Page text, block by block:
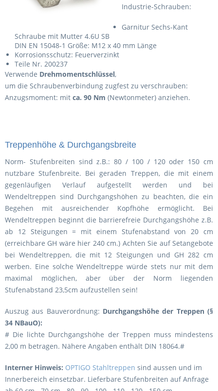
Industrie-Schrauben:
Garnitur Sechs-Kant
Schraube mit Mutter 4.6U SB
DIN EN 15048-1 Größe: M12 x 40 mm Länge
Korrosionsschutz: Feuerverzinkt
Teile Nr. 200237
Verwende Drehmomentschlüssel,
um die Schraubenverbindung zugfest zu verschrauben:
Anzugsmoment: mit ca. 90 Nm (Newtonmeter) anziehen.
Treppenhöhe & Durchgangsbreite
Norm- Stufenbreiten sind z.B.: 80 / 100 / 120 oder 150 cm
nutzbare Stufenbreite. Bei geraden Treppen, die mit einem
gegenläufigen Verlauf aufgestellt werden und bei
Wendeltreppen sind Durchgangshöhen zu beachten, die ein
Begehen mit ausreichender Kopfhöhe ermöglicht. Bei
Wendeltreppen beginnt die barrierefreie Durchgangshöhe z.B.
ab 12 Steigungen = mit einem Stufenabstand von 20 cm
(erreichbare GH wäre hier 240 cm.) Achten Sie auf Setangebote
bei Wendeltreppen, die mit 12 Steigungen und GH 282 cm
werben. Eine solche Wendeltreppe würde stets nur mit dem
maximal möglichen, aber über der Norm liegenden
Stufenabstand 23,5cm aufzustellen sein!
Auszug aus Bauverordnung: Durchgangshöhe der Treppen (§
34 NBauO):
# Die lichte Durchgangshöhe der Treppen muss mindestens
2,00 m betragen. Nähere Angaben enthält DIN 18064.#
Interner Hinweis: OPTIGO Stahltreppen sind aussen und im
Innerbereich einsetzbar. Lieferbare Stufenbreiten auf Anfrage